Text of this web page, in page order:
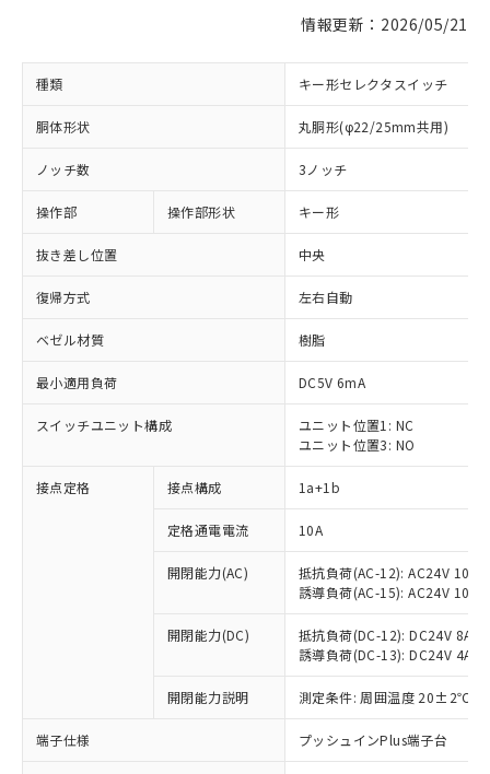
情報更新：2026/05/21
種類 キー形セレクタスイッチ
胴体形状 丸胴形(φ22/25mm共用)
ノッチ数 3ノッチ
操作部 操作部形状 キー形
抜き差し位置 中央
復帰方式 左右自動
ベゼル材質 樹脂
最小適用負荷 DC5V 6mA
スイッチユニット構成
ユニット位置1: NC
ユニット位置3: NO
接点定格 接点構成 1a+1b
定格通電電流 10A
開閉能力(AC)
抵抗負荷(AC-12): AC24V 10A/
誘導負荷(AC-15): AC24V
開閉能力(DC)
抵抗負荷(DC-12): DC24V 8A/
誘導負荷(DC-13): DC24V 4A/
開閉能力説明 測定条件: 周囲温度 20±2℃、
端子仕様 プッシュインPlus端子台
対応済み：EU RoHS指令（10物質）の
非含有に対応した製品が提供可能な商品で